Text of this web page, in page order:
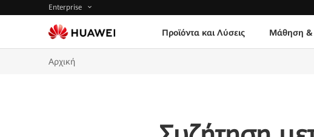
Enterprise
Προϊόντα και Λύσεις Μάθηση &
Αρχική